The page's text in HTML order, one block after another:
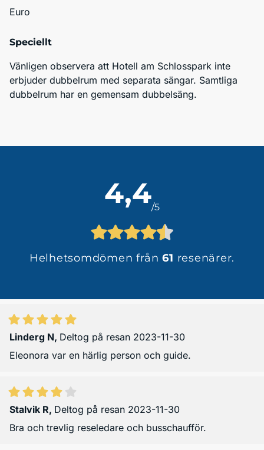
Euro
Speciellt
Vänligen observera att Hotell am Schlosspark inte
erbjuder dubbelrum med separata sängar. Samtliga
dubbelrum har en gemensam dubbelsäng.
4,4/5
Helhetsomdömen från61 resenärer.
Linderg N, Deltog på resan 2023-11-30
Eleonora var en härlig person och guide.
Stalvik R, Deltog på resan 2023-11-30
Bra och trevlig reseledare och busschaufför.